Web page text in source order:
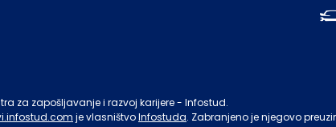
za zapošljavanje i razvoj karijere - Infostud.
je vlasništvoInfostuda. Zabranjeno je njegovo